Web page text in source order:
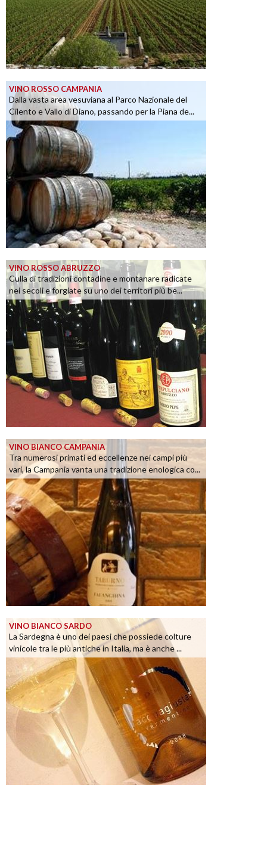
VINO ROSSO CAMPANIA
Dalla vasta area vesuviana al Parco Nazionale del
Cilento e Vallo di Diano, passando per la Piana de...
VINO ROSSO ABRUZZO
Culla di tradizioni contadine e montanare radicate
nei secoli e forgiate su uno dei territori più be...
VINO BIANCO CAMPANIA
Tra numerosi primati ed eccellenze nei campi più
vari, la Campania vanta una tradizione enologica co...
VINO BIANCO SARDO
La Sardegna è uno dei paesi che possiede colture
vinicole tra le più antiche in Italia, ma è anche ...